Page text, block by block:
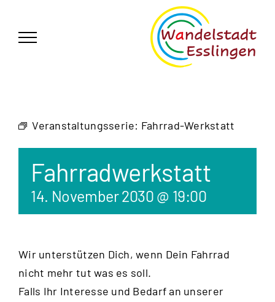
springen
Veranstaltungsserie: Fahrrad-Werkstatt
Fahrradwerkstatt
14. November 2030 @ 19:00
Wir unterstützen Dich, wenn Dein Fahrrad
nicht mehr tut was es soll.
Falls Ihr Interesse und Bedarf an unserer